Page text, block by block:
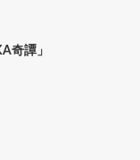
奇譚」